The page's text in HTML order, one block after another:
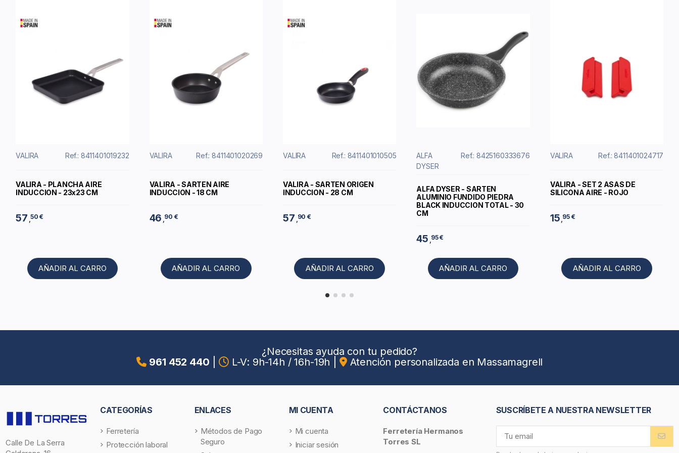
VALIRA Ref.: 8411401019232
VALIRA - PLANCHA AIRE
INDUCCION - 23x23 CM
57 ,50 €
AÑADIR AL CARRO
VALIRA Ref.: 8411401020269
VALIRA - SARTEN AIRE
INDUCCION - 18 CM
46 ,90 €
AÑADIR AL CARRO
VALIRA Ref.: 8411401010505
VALIRA - SARTEN ORIGEN
INDUCCION - 28 CM
57 ,90 €
AÑADIR AL CARRO
ALFA
DYSER
Ref.: 8425160333676
ALFA DYSER - SARTEN
ALUMINIO FUNDIDO PIEDRA
BLACK INDUCCION TOTAL - 30
CM
45 ,95 €
AÑADIR AL CARRO
VALIRA Ref.: 8411401024717
VALIRA - SET 2 ASAS DE
SILICONA AIRE - ROJO
15 ,95 €
AÑADIR AL CARRO
¿Necesitas ayuda con tu pedido?
961 452 440
L-V: 9h-14h / 16h-19h Atención personalizada en Massamagrell
Calle De La Serra
CATEGORÍAS
Ferretería
Protección laboral
ENLACES
Métodos de Pago
Seguro
MI CUENTA
Mi cuenta
Iniciar sesión
CONTÁCTANOS
Ferretería Hermanos
Torres SL
SUSCRÍBETE A NUESTRA NEWSLETTER